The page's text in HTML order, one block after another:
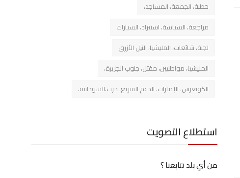
خطبة، الجمعة، المساجد،
مراجعة، السياسة، استيراد، السيارات
لجنة، شائعات، المليشيا، النيل الأزرق
المليشيا، مواطنيين، مقتل، جنوب الجزيرة،
الكونغرس، الإمارات، الدعم السريع، حرب،السودانية،
استطلاع التصويت
من أي بلد تتابعنا ؟